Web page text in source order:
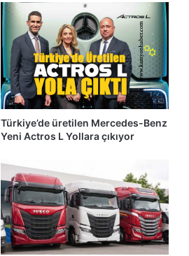
Türkiye’de üretilen Mercedes-Benz
Yeni Actros L Yollara çıkıyor